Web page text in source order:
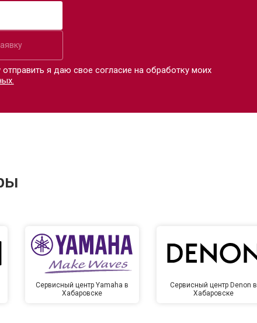
я даю свое согласие на обработку моих
Сервисный центр Yamaha в
Хабаровске
Сервисный центр Denon в
Хабаровске